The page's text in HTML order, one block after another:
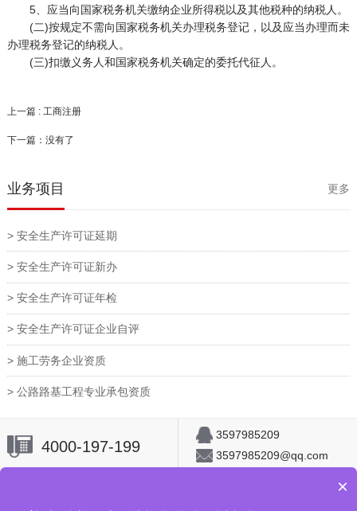
5、应当向国家税务机关缴纳企业所得税以及其他税种的纳税人。
(二)按规定不需向国家税务机关办理税务登记，以及应当办理而未
办理税务登记的纳税人。
(三)扣缴义务人和国家税务机关确定的委托代征人。
上一篇 : 工商注册
下一篇：没有了
业务项目 更多
> 安全生产许可证延期
> 安全生产许可证新办
> 安全生产许可证年检
> 安全生产许可证企业自评
> 施工劳务企业资质
> 公路路基工程专业承包资质
4000-197-199
3597985209
3597985209@qq.com
×